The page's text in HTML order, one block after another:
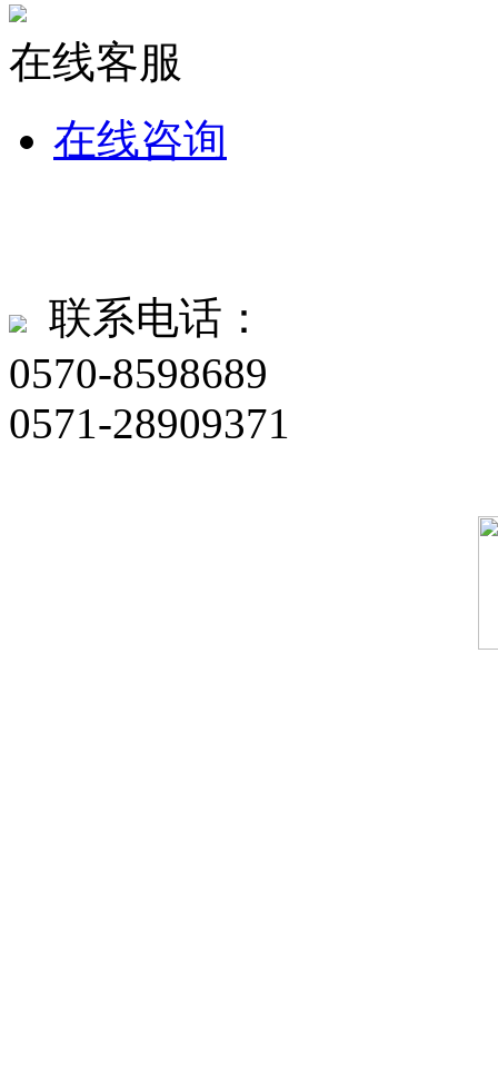
在线客服
在线咨询
联系电话：
0570-8598689
0571-28909371